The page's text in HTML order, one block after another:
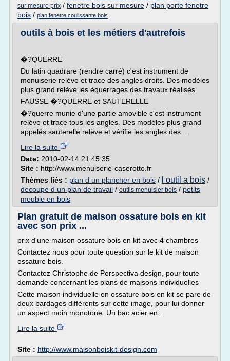
sur mesure prix / fenetre bois sur mesure / plan porte fenetre
bois / plan fenetre coulissante bois
outils à bois et les métiers d'autrefois
�?QUERRE
Du latin quadrare (rendre carré) c'est instrument de
menuiserie relève et trace des angles droits. Des modèles
plus grand relève les équerrages des travaux réalisés.
FAUSSE �?QUERRE et SAUTERELLE
�?querre munie d'une partie amovible c'est instrument
relève et trace tous les angles. Des modèles plus grand
appelés sauterelle relève et vérifie les angles des...
Lire la suite
Date: 2010-02-14 21:45:35
Site : http://www.menuiserie-caserotto.fr
Thèmes liés : plan d un plancher en bois / l outil a bois /
decoupe d un plan de travail / outils menuisier bois / petits
meuble en bois
Plan gratuit de maison ossature bois en kit
avec son prix ...
prix d'une maison ossature bois en kit avec 4 chambres
Contactez nous pour toute question sur le kit de maison
ossature bois.
Contactez Christophe de Perspectiva design, pour toute
demande concernant les plans de maisons individuelles
Cette maison individuelle en ossature bois en kit se pare de
deux bardages différents sur cette image, pour lui donner
un aspect moin monotone. Un bac acier en...
Lire la suite
Site : http://www.maisonboiskit-design.com